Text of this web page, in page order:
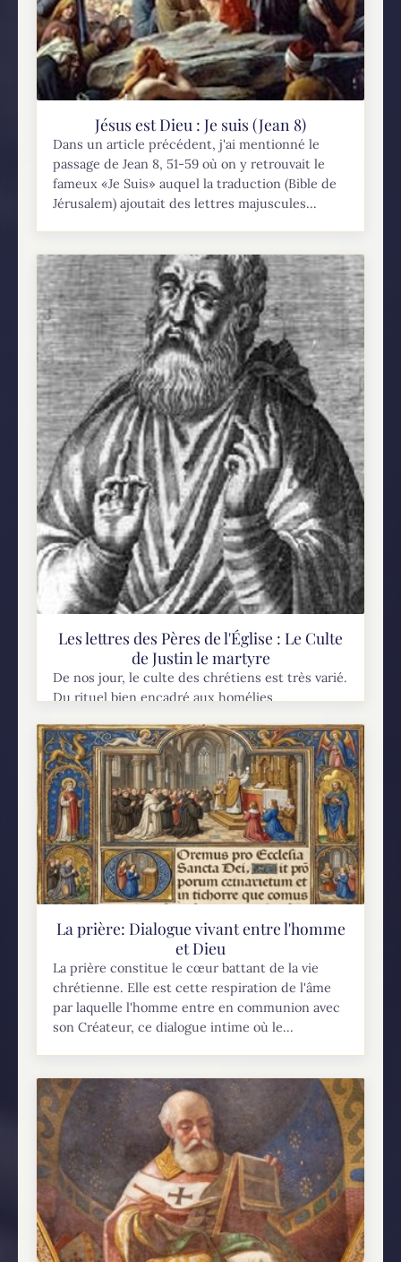
Jésus est Dieu : Je suis (Jean 8)
Dans un article précédent, j'ai mentionné le
passage de Jean 8, 51-59 où on y retrouvait le
fameux «Je Suis» auquel la traduction (Bible de
Jérusalem) ajoutait des lettres majuscules...
Les lettres des Pères de l'Église : Le Culte
de Justin le martyre
De nos jour, le culte des chrétiens est très varié.
Du rituel bien encadré aux homélies
premiers chrétiens célébraient. Une des
descriptions la...
La prière: Dialogue vivant entre l'homme
et Dieu
La prière constitue le cœur battant de la vie
chrétienne. Elle est cette respiration de l'âme
par laquelle l'homme entre en communion avec
son Créateur, ce dialogue intime où le...